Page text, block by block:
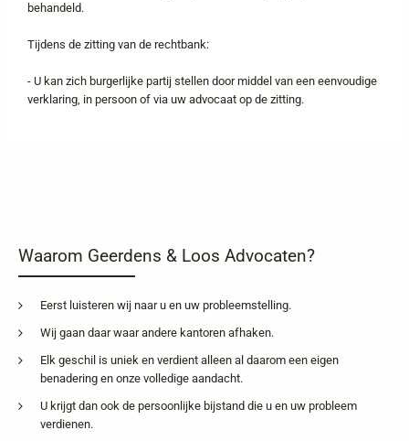
behandeld.
Tijdens de zitting van de rechtbank:
- U kan zich burgerlijke partij stellen door middel van een eenvoudige
verklaring, in persoon of via uw advocaat op de zitting.
Waarom Geerdens & Loos Advocaten?
Eerst luisteren wij naar u en uw probleemstelling.
Wij gaan daar waar andere kantoren afhaken.
Elk geschil is uniek en verdient alleen al daarom een eigen
benadering en onze volledige aandacht.
U krijgt dan ook de persoonlijke bijstand die u en uw probleem
verdienen.